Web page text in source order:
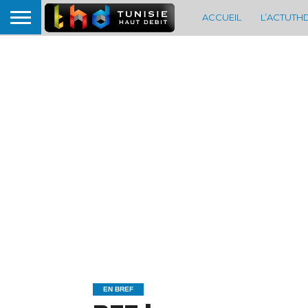
ACCUEIL
EN BREF